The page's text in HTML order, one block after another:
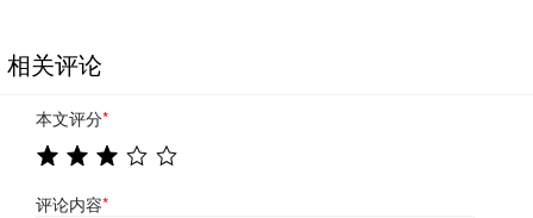
相关评论
本文评分*
评论内容*